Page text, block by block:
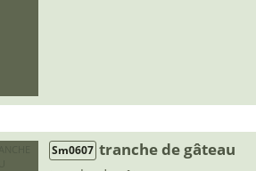
Sm0607 tranche de gâteau